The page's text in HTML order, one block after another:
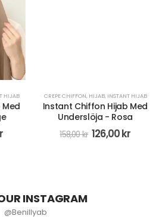
CREPE CHIFFON,HIJAB,INSTANT HIJAB
Instant Chiffon Hijab Med
Underslöja - Rosa
158,00kr 126,00kr
INSTAGRAM
@Benillyab